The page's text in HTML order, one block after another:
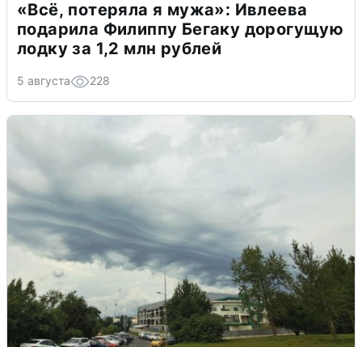
«Всё, потеряла я мужа»: Ивлеева
подарила Филиппу Бегаку дорогущую
лодку за 1,2 млн рублей
5 августа 228